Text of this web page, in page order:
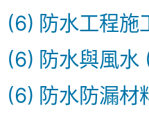
(6) 防水工程施
(6) 防水與風水
(6) 防水防漏材